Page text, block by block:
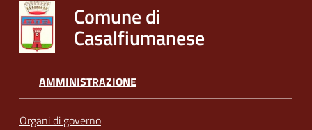
Comune di
Casalfiumanese
AMMINISTRAZIONE
Organi di governo